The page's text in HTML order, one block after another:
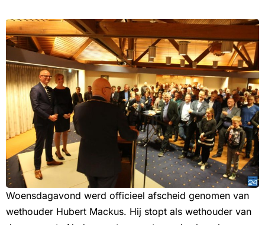
Woensdagavond werd officieel afscheid genomen van
wethouder Hubert Mackus. Hij stopt als wethouder van